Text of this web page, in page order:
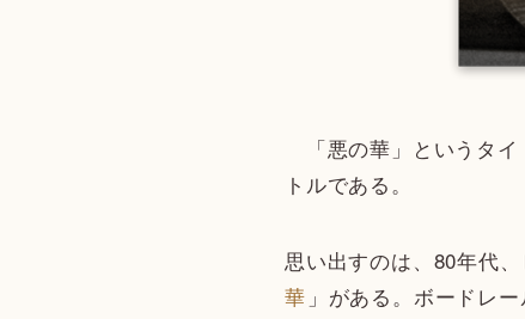
「悪の華」というタイ
トルである。
思い出すのは、80年代
華 」がある。ボードレ